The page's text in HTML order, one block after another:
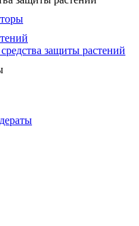
защиты растений